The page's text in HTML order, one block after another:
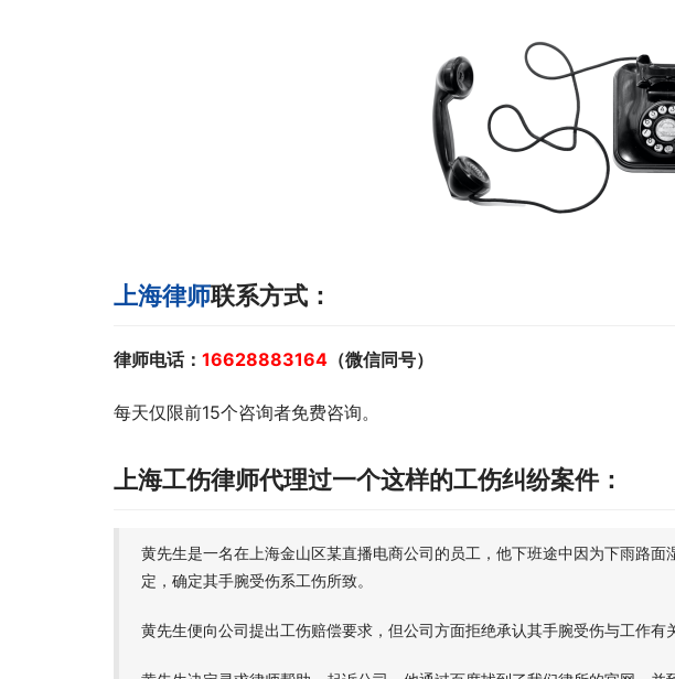
上海律师联系方式：
律师电话： 16628883164 （微信同号）
每天仅限前15个咨询者免费咨询。
上海工伤律师代理过一个这样的工伤纠纷案件：
黄先生是一名在上海金山区某直播电商公司的员工，他下班途中因为下雨路
定，确定其手腕受伤系工伤所致。
黄先生便向公司提出工伤赔偿要求，但公司方面拒绝承认其手腕受伤与工作